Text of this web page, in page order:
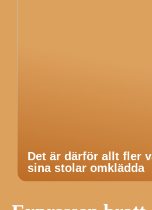
Det är därför allt fler
sina stolar omklädda